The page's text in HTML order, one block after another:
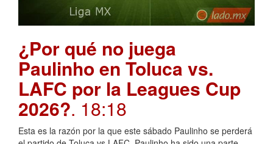
¿Por qué no juega
Paulinho en Toluca vs.
LAFC por la Leagues Cup
2026?. 18:18
Esta es la razón por la que este sábado Paulinho se perderá